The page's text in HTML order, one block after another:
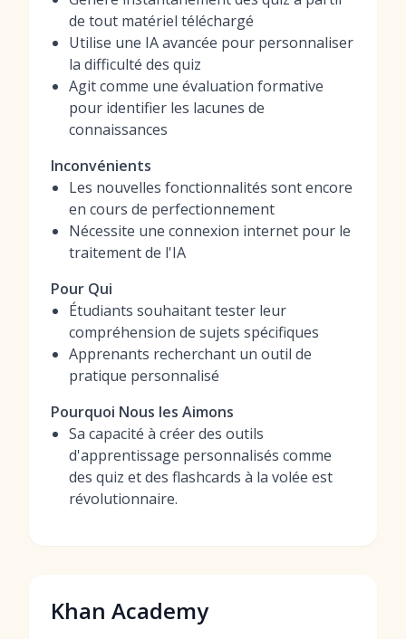
de tout matériel téléchargé
Utilise une IA avancée pour personnaliser
la difficulté des quiz
Agit comme une évaluation formative
pour identifier les lacunes de
connaissances
Inconvénients
Les nouvelles fonctionnalités sont encore
en cours de perfectionnement
Nécessite une connexion internet pour le
traitement de l'IA
Pour Qui
Étudiants souhaitant tester leur
compréhension de sujets spécifiques
Apprenants recherchant un outil de
pratique personnalisé
Pourquoi Nous les Aimons
Sa capacité à créer des outils
d'apprentissage personnalisés comme
des quiz et des flashcards à la volée est
révolutionnaire.
Khan Academy